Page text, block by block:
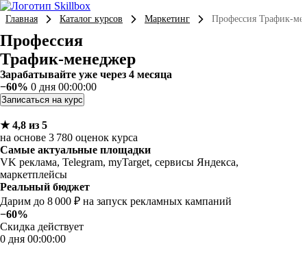
Главная Каталог курсов Маркетинг Профессия Трафик-
Профессия
Трафик-менеджер
Зарабатывайте уже через 4 месяца
−60% 0 дня 00:00:00
Записаться на курс
★ 4,8 из 5
на основе 3 780 оценок курса
Самые актуальные площадки
VK реклама, Telegram, myTarget, сервисы Яндекса,
маркетплейсы
Реальный бюджет
Дарим до 8 000 ₽ на запуск рекламных кампаний
−60%
Скидка действует
0 дня 00:00:00